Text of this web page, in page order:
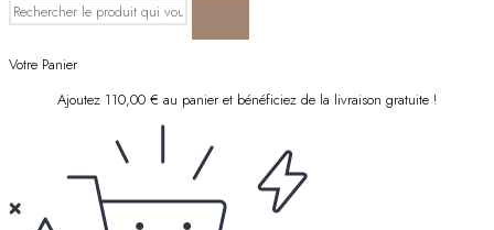
Votre Panier
Ajoutez 110,00 € au panier et bénéficiez de la livraison gratuite !